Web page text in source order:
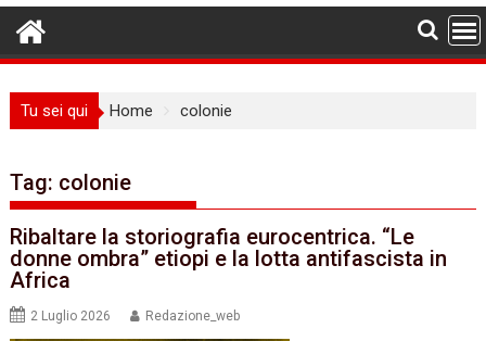
Tu sei qui Home colonie
Tag: colonie
Ribaltare la storiografia eurocentrica. “Le
donne ombra” etiopi e la lotta antifascista in
Africa
2 Luglio 2026 Redazione_web